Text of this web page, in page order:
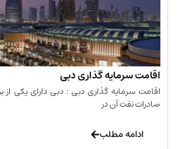
گذاری دبی
گذاری دبی : دبی دارای یکی از بزرگترین ذخایر